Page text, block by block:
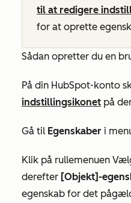
til at redigere
for at oprette
Sådan opretter du en
På din HubSpot-konto
indstillingsikonet på
Gå til Egenskaber i
Klik på rullemenuen
derefter [Objekt]-
egenskab for det